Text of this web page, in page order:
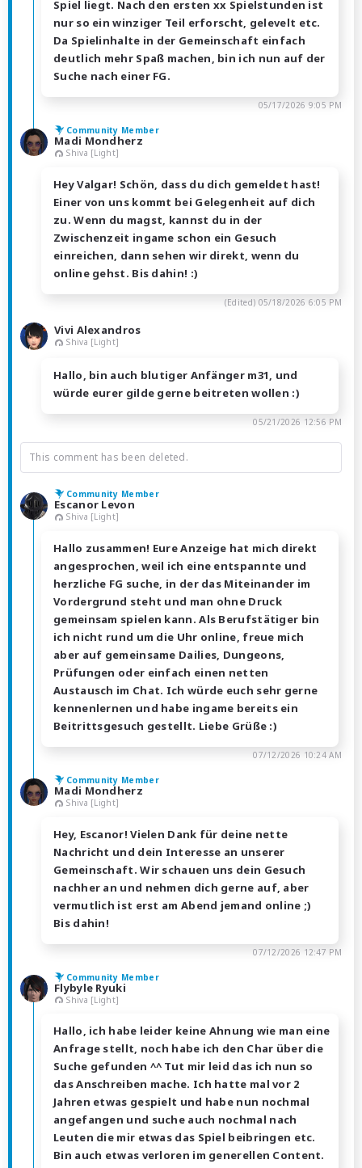
Spiel liegt. Nach den ersten xx Spielstunden ist
nur so ein winziger Teil erforscht, gelevelt etc.
Da Spielinhalte in der Gemeinschaft einfach
deutlich mehr Spaß machen, bin ich nun auf der
Suche nach einer FG.
05/17/2026 9:05 PM
Community Member
Madi Mondherz
Shiva [Light]
Hey Valgar! Schön, dass du dich gemeldet hast!
Einer von uns kommt bei Gelegenheit auf dich
zu. Wenn du magst, kannst du in der
Zwischenzeit ingame schon ein Gesuch
einreichen, dann sehen wir direkt, wenn du
online gehst. Bis dahin! :)
(Edited) 05/18/2026 6:05 PM
Vivi Alexandros
Shiva [Light]
Hallo, bin auch blutiger Anfänger m31, und
würde eurer gilde gerne beitreten wollen :)
05/21/2026 12:56 PM
This comment has been deleted.
Community Member
Escanor Levon
Shiva [Light]
Hallo zusammen! Eure Anzeige hat mich direkt
angesprochen, weil ich eine entspannte und
herzliche FG suche, in der das Miteinander im
Vordergrund steht und man ohne Druck
gemeinsam spielen kann. Als Berufstätiger bin
ich nicht rund um die Uhr online, freue mich
aber auf gemeinsame Dailies, Dungeons,
Prüfungen oder einfach einen netten
Austausch im Chat. Ich würde euch sehr gerne
kennenlernen und habe ingame bereits ein
Beitrittsgesuch gestellt. Liebe Grüße :)
07/12/2026 10:24 AM
Community Member
Madi Mondherz
Shiva [Light]
Hey, Escanor! Vielen Dank für deine nette
Nachricht und dein Interesse an unserer
Gemeinschaft. Wir schauen uns dein Gesuch
nachher an und nehmen dich gerne auf, aber
vermutlich ist erst am Abend jemand online ;)
Bis dahin!
07/12/2026 12:47 PM
Community Member
Flybyle Ryuki
Shiva [Light]
Hallo, ich habe leider keine Ahnung wie man eine
Anfrage stellt, noch habe ich den Char über die
Suche gefunden ^^ Tut mir leid das ich nun so
das Anschreiben mache. Ich hatte mal vor 2
Jahren etwas gespielt und habe nun nochmal
angefangen und suche auch nochmal nach
Leuten die mir etwas das Spiel beibringen etc.
Bin auch etwas verloren im generellen Content.